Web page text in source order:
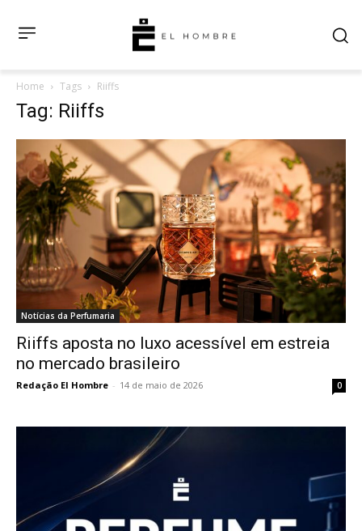
Home Tags Riiffs
Tag: Riiffs
Notícias da Perfumaria
Riiffs aposta no luxo acessível em estreia
no mercado brasileiro
Redação El Hombre - 14 de maio de 2026 0